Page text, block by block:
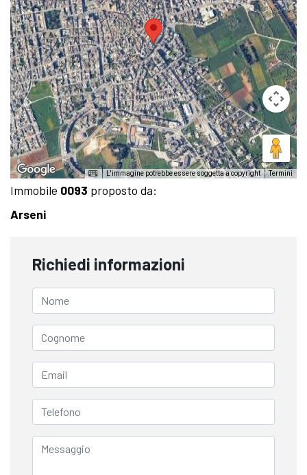
L'immagine potrebbe essere soggetta a copyright Termini
Immobile 0093 proposto da:
Arseni
Richiedi informazioni